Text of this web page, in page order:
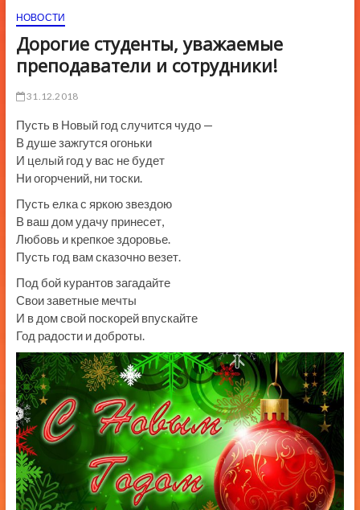
НОВОСТИ
Дорогие студенты, уважаемые
преподаватели и сотрудники!
31.12.2018
Пусть в Новый год случится чудо —
В душе зажгутся огоньки
И целый год у вас не будет
Ни огорчений, ни тоски.
Пусть елка с яркою звездою
В ваш дом удачу принесет,
Любовь и крепкое здоровье.
Пусть год вам сказочно везет.
Под бой курантов загадайте
Свои заветные мечты
И в дом свой поскорей впускайте
Год радости и доброты.